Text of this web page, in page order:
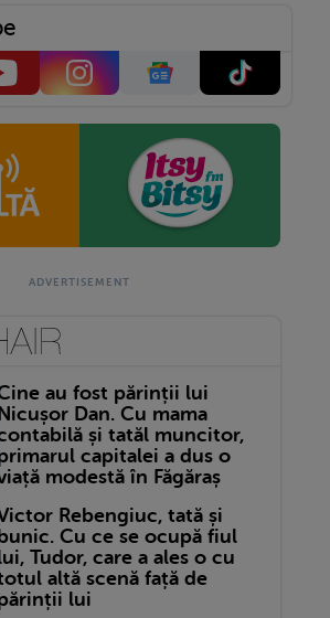
au fost părinții lui
Dan. Cu mama
și tatăl muncitor,
capitalei a dus o
modestă în Făgăraș
Rebengiuc, tată și
Cu ce se ocupă fiul
Tudor, care a ales o cu
altă scenă față de
lui